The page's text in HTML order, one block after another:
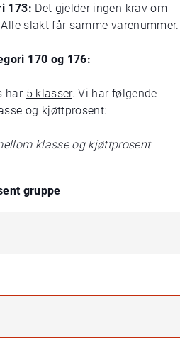
173: Det gjelder ingen krav om
slakt får samme varenummer.
170 og 176:
har 5 klasser. Vi har følgende
og kjøttprosent:
klasse og kjøttprosent
gruppe